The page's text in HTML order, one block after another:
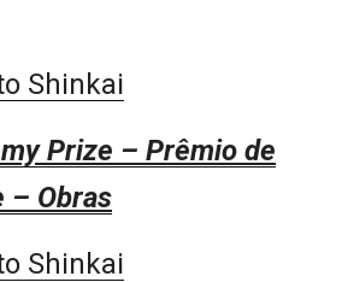
Shinkai
Prize – Prêmio de
– Obras
Shinkai